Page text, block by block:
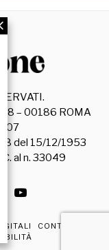
78 – 00186 ROMA
del 15/12/1953
al n. 33049
CONTATTI